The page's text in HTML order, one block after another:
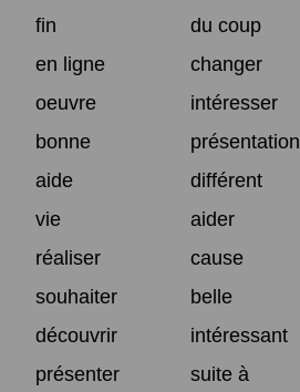
fin
du coup
en ligne
changer
oeuvre
intéresser
bonne
présentation
aide
différent
vie
aider
réaliser
cause
souhaiter
belle
découvrir
intéressant
présenter
suite à